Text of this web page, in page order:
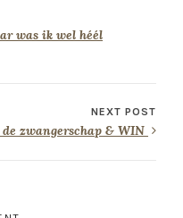
was ik wel héél
NEXT POST
zwangerschap & WIN